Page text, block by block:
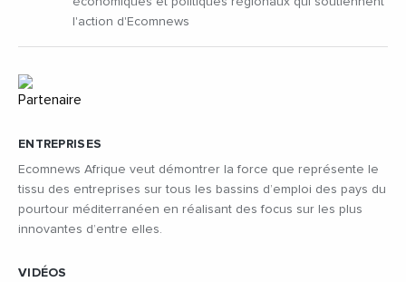
ENTREPRISES
Ecomnews Afrique veut démontrer la force que représente le
tissu des entreprises sur tous les bassins d’emploi des pays du
pourtour méditerranéen en réalisant des focus sur les plus
innovantes d’entre elles.
VIDÉOS
l'action d'Ecomnews